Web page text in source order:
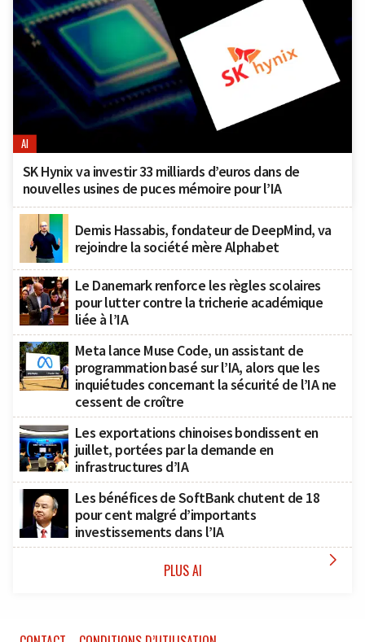
AI
SK Hynix va investir 33 milliards d’euros dans de
nouvelles usines de puces mémoire pour l’IA
Demis Hassabis, fondateur de DeepMind, va
rejoindre la société mère Alphabet
Le Danemark renforce les règles scolaires
pour lutter contre la tricherie académique
liée à l’IA
Meta lance Muse Code, un assistant de
programmation basé sur l’IA, alors que les
inquiétudes concernant la sécurité de l’IA ne
cessent de croître
Les exportations chinoises bondissent en
juillet, portées par la demande en
infrastructures d’IA
Les bénéfices de SoftBank chutent de 18
pour cent malgré d’importants
investissements dans l’IA
PLUS AI 